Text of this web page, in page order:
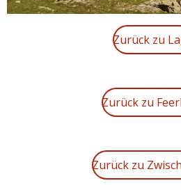
Zurück zu
Zurück zu
Zurück zu